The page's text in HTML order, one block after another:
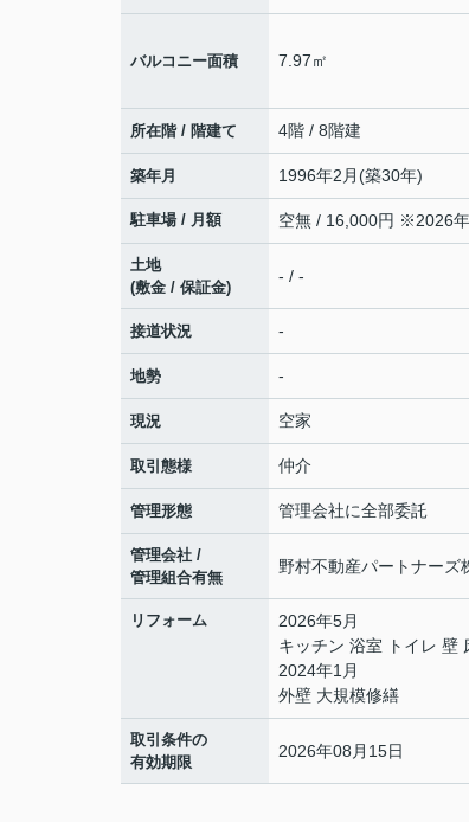
バルコニー面積 7.97㎡
所在階 / 階建て 4階 / 8階建
築年月 1996年2月(築30年)
駐車場 / 月額 空無 / 16,000円 ※2026
土地
(敷金 / 保証金)
- / -
接道状況 -
地勢 -
現況 空家
取引態様 仲介
管理形態 管理会社に全部委託
管理会社 /
管理組合有無
野村不動産パートナーズ
リフォーム
2026年5月
キッチン 浴室 トイレ 壁
2024年1月
外壁 大規模修繕
取引条件の
有効期限
2026年08月15日